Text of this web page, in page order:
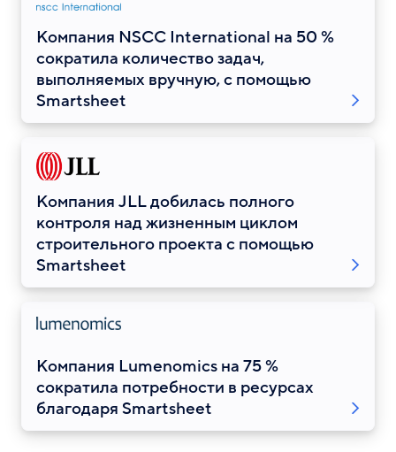
Компания NSCC International на 50 %
сократила количество задач,
выполняемых вручную, с помощью
Smartsheet
Компания JLL добилась полного
контроля над жизненным циклом
строительного проекта с помощью
Smartsheet
Компания Lumenomics на 75 %
сократила потребности в ресурсах
благодаря Smartsheet